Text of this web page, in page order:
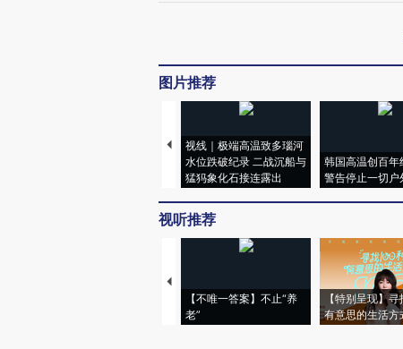
图片推荐
视线｜极端高温致多瑙河
水位跌破纪录 二战沉船与
猛犸象化石接连露出
韩国高温创百年
警告停止一切户
视听推荐
【不唯一答案】不止“养
老”
【特别呈现】
有意思的生活方